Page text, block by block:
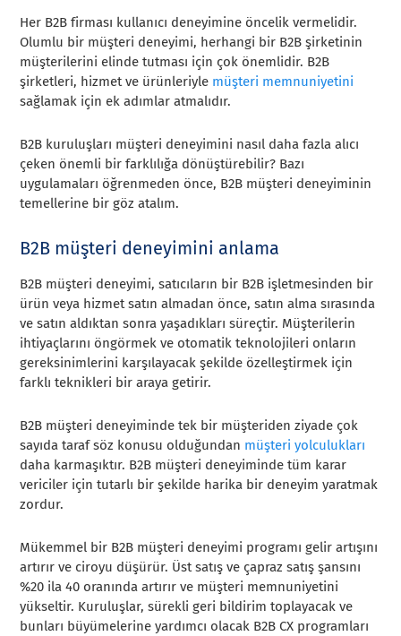
Her B2B firması kullanıcı deneyimine öncelik vermelidir.
Olumlu bir müşteri deneyimi, herhangi bir B2B şirketinin
müşterilerini elinde tutması için çok önemlidir. B2B
şirketleri, hizmet ve ürünleriyle müşteri memnuniyetini
sağlamak için ek adımlar atmalıdır.
B2B kuruluşları müşteri deneyimini nasıl daha fazla alıcı
çeken önemli bir farklılığa dönüştürebilir? Bazı
uygulamaları öğrenmeden önce, B2B müşteri deneyiminin
temellerine bir göz atalım.
B2B müşteri deneyimini anlama
B2B müşteri deneyimi, satıcıların bir B2B işletmesinden bir
ürün veya hizmet satın almadan önce, satın alma sırasında
ve satın aldıktan sonra yaşadıkları süreçtir. Müşterilerin
ihtiyaçlarını öngörmek ve otomatik teknolojileri onların
gereksinimlerini karşılayacak şekilde özelleştirmek için
farklı teknikleri bir araya getirir.
B2B müşteri deneyiminde tek bir müşteriden ziyade çok
sayıda taraf söz konusu olduğundan müşteri yolculukları
daha karmaşıktır. B2B müşteri deneyiminde tüm karar
vericiler için tutarlı bir şekilde harika bir deneyim yaratmak
zordur.
Mükemmel bir B2B müşteri deneyimi programı gelir artışını
artırır ve ciroyu düşürür. Üst satış ve çapraz satış şansını
%20 ila 40 oranında artırır ve müşteri memnuniyetini
yükseltir. Kuruluşlar, sürekli geri bildirim toplayacak ve
bunları büyümelerine yardımcı olacak B2B CX programları